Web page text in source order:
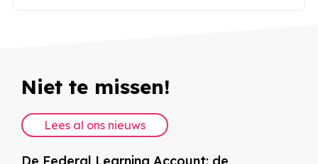
Niet te missen!
Lees al ons nieuws